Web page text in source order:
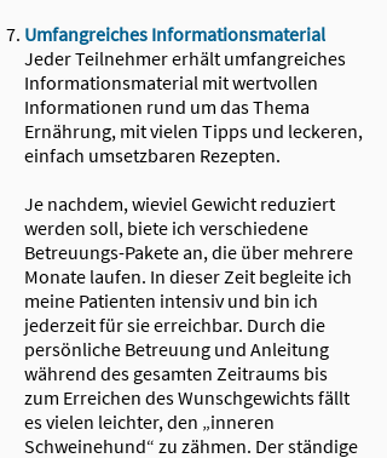
Umfangreiches Informationsmaterial
Jeder Teilnehmer erhält umfangreiches
Informationsmaterial mit wertvollen
Informationen rund um das Thema
Ernährung, mit vielen Tipps und leckeren,
einfach umsetzbaren Rezepten.
Je nachdem, wieviel Gewicht reduziert
werden soll, biete ich verschiedene
Betreuungs-Pakete an, die über mehrere
Monate laufen. In dieser Zeit begleite ich
meine Patienten intensiv und bin ich
jederzeit für sie erreichbar. Durch die
persönliche Betreuung und Anleitung
während des gesamten Zeitraums bis
zum Erreichen des Wunschgewichts fällt
es vielen leichter, den „inneren
Schweinehund“ zu zähmen. Der ständige